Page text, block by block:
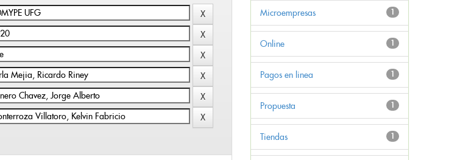
1
Microempresas
1
Online
1
Pagos en linea
1
Propuesta
1
Tiendas